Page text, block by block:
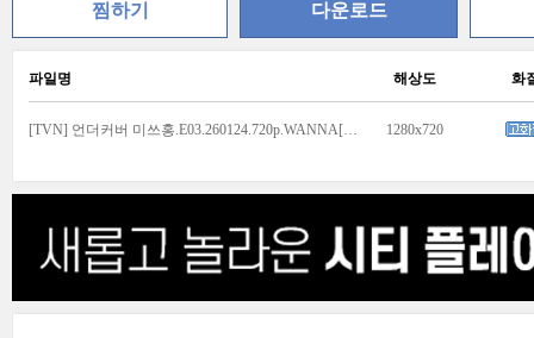
찜하기 다운로드
파일명 해상도 화
[TVN] 언더커버 미쓰홍.E03.260124.720p.WANNA[박신혜, 고경표].mp4 1280x720